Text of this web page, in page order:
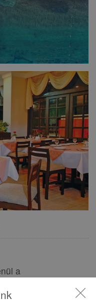
a
A vízbe egy
részleg és All